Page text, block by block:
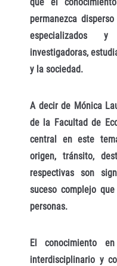
permanezca
especializados
investigadoras,
y la sociedad.
A decir de Mónica
de la Facultad de
central en este
origen, tránsito,
respectivas son
suceso complejo
personas.
El conocimiento
interdisciplinario y